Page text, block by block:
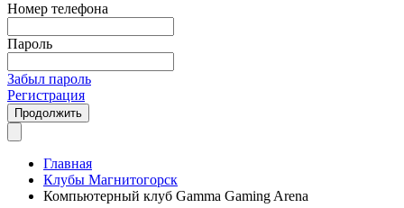
Номер телефона
Пароль
Забыл пароль
Регистрация
Продолжить
Главная
Клубы Магнитогорск
Компьютерный клуб Gamma Gaming Arena